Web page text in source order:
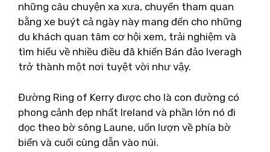
những câu chuyện xa xưa, chuyến tham quan
bằng xe buýt cả ngày này mang đến cho những
du khách quan tâm cơ hội xem, trải nghiệm và
tìm hiểu về nhiều điều đã khiến Bán đảo Iveragh
trở thành một nơi tuyệt vời như vậy.
Đường Ring of Kerry được cho là con đường có
phong cảnh đẹp nhất Ireland và phần lớn nó đi
dọc theo bờ sông Laune, uốn lượn về phía bờ
biển và cuối cùng dẫn vào núi.